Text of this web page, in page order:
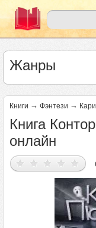
Жанры
Книги → Фэнтези →
Книга
онлайн